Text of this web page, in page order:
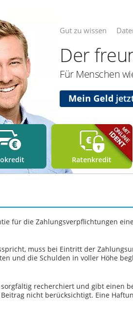
Gut zu wissen
Der
Für Menschen
Mein Geld
Ratenkredit
für die Zahlungsverpflichtungen
muss bei Eintritt der
und die Schulden in voller Höhe
recherchiert und gibt einen
nicht berücksichtigt. Eine